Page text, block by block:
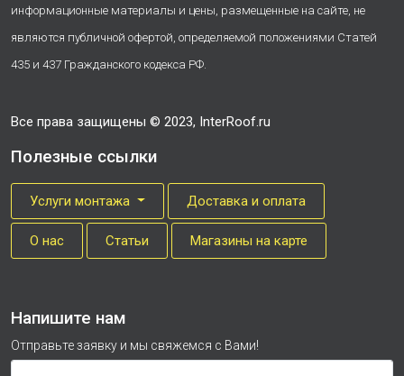
информационные материалы и цены, размещенные на сайте, не
являются публичной офертой, определяемой положениями Статей
435 и 437 Гражданского кодекса РФ.
Все права защищены © 2023, InterRoof.ru
Полезные ссылки
Услуги монтажа Доставка и оплата
О нас Cтатьи Магазины на карте
Напишите нам
Отправьте заявку и мы свяжемся с Вами!